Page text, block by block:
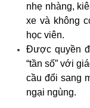
nhẹ nhàng,
xe và không
học viên.
Được quyền
“tần số” với
cầu đổi sang
ngại ngùng.